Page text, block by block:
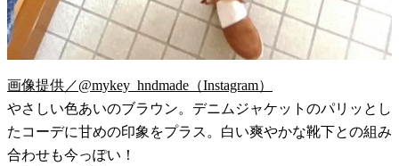
画像提供／@mykey_hndmade（Instagram）
やさしい色あいのブラウン。デニムジャケットのパリッとし
たコーデに甘めの印象をプラス。白い爽やかな靴下との組み
合わせも今っぽい！